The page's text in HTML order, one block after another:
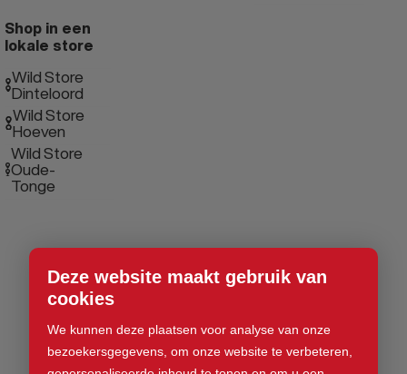
Deze website maakt gebruik van
cookies
We kunnen deze plaatsen voor analyse van onze
bezoekersgegevens, om onze website te verbeteren,
Shop in een
lokale store
Wild Store
Dinteloord
Wild Store
Hoeven
Wild Store
Oude-
Tonge